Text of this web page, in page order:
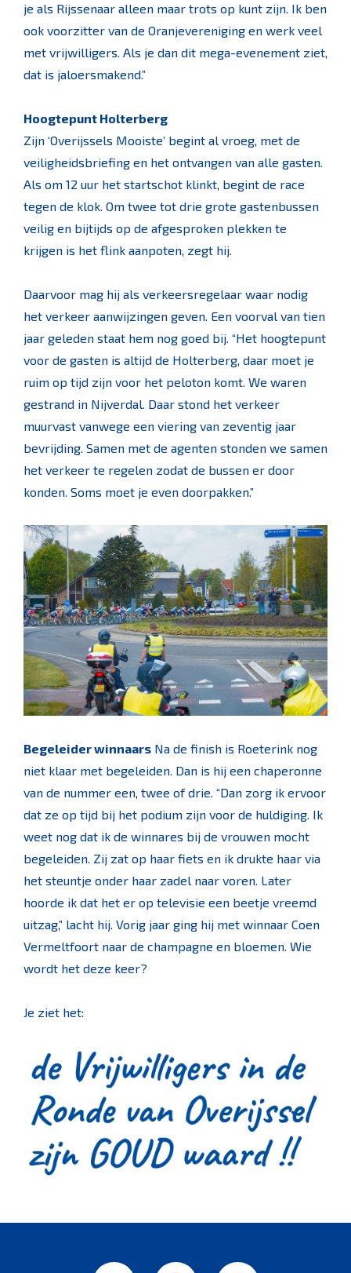
je als Rijssenaar alleen maar trots op kunt zijn. Ik ben
ook voorzitter van de Oranjevereniging en werk veel
met vrijwilligers. Als je dan dit mega-evenement ziet,
dat is jaloersmakend.”
Hoogtepunt Holterberg
Zijn ‘Overijssels Mooiste’ begint al vroeg, met de
veiligheidsbriefing en het ontvangen van alle gasten.
Als om 12 uur het startschot klinkt, begint de race
tegen de klok. Om twee tot drie grote gastenbussen
veilig en bijtijds op de afgesproken plekken te
krijgen is het flink aanpoten, zegt hij.
Daarvoor mag hij als verkeersregelaar waar nodig
het verkeer aanwijzingen geven. Een voorval van tien
jaar geleden staat hem nog goed bij. “Het hoogtepunt
voor de gasten is altijd de Holterberg, daar moet je
ruim op tijd zijn voor het peloton komt. We waren
gestrand in Nijverdal. Daar stond het verkeer
muurvast vanwege een viering van zeventig jaar
bevrijding. Samen met de agenten stonden we samen
het verkeer te regelen zodat de bussen er door
konden. Soms moet je even doorpakken.”
Begeleider winnaars Na de finish is Roeterink nog
niet klaar met begeleiden. Dan is hij een chaperonne
van de nummer een, twee of drie. “Dan zorg ik ervoor
dat ze op tijd bij het podium zijn voor de huldiging. Ik
weet nog dat ik de winnares bij de vrouwen mocht
begeleiden. Zij zat op haar fiets en ik drukte haar via
het steuntje onder haar zadel naar voren. Later
hoorde ik dat het er op televisie een beetje vreemd
uitzag,” lacht hij. Vorig jaar ging hij met winnaar Coen
Vermeltfoort naar de champagne en bloemen. Wie
wordt het deze keer?
Je ziet het: